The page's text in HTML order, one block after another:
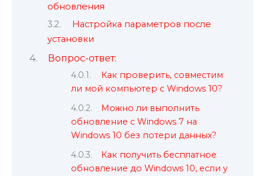
обновления
Настройка параметров после
установки
Вопрос-ответ:
Как проверить, совместим
ли мой компьютер с Windows 10?
Можно ли выполнить
обновление с Windows 7 на
Windows 10 без потери данных?
Как получить бесплатное
обновление до Windows 10, если у